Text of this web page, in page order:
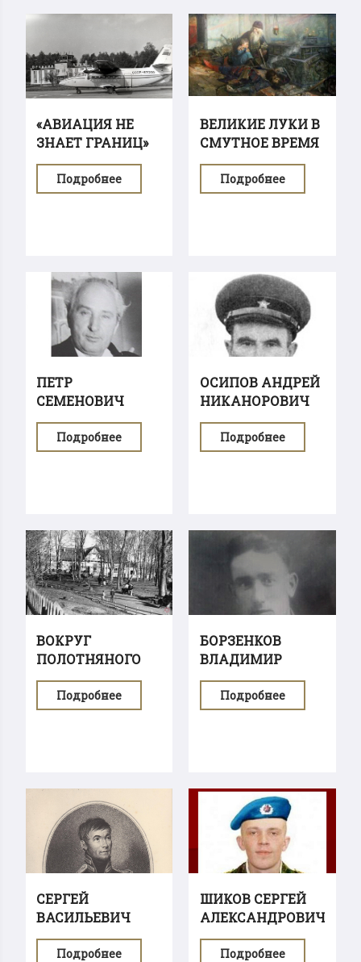
«АВИАЦИЯ НЕ
ЗНАЕТ ГРАНИЦ»
ИЛИ...
Подробнее
ВЕЛИКИЕ ЛУКИ В
СМУТНОЕ ВРЕМЯ
Подробнее
ПЕТР
СЕМЕНОВИЧ
БУТЕНКО
Подробнее
ОСИПОВ АНДРЕЙ
НИКАНОРОВИЧ
Подробнее
ВОКРУГ
ПОЛОТНЯНОГО
ЭКРАНА
Подробнее
БОРЗЕНКОВ
ВЛАДИМИР
НИКОЛАЕВИЧ
Подробнее
СЕРГЕЙ
ВАСИЛЬЕВИЧ
НЕПЕЙЦЫН
Подробнее
ШИКОВ СЕРГЕЙ
АЛЕКСАНДРОВИЧ
Подробнее